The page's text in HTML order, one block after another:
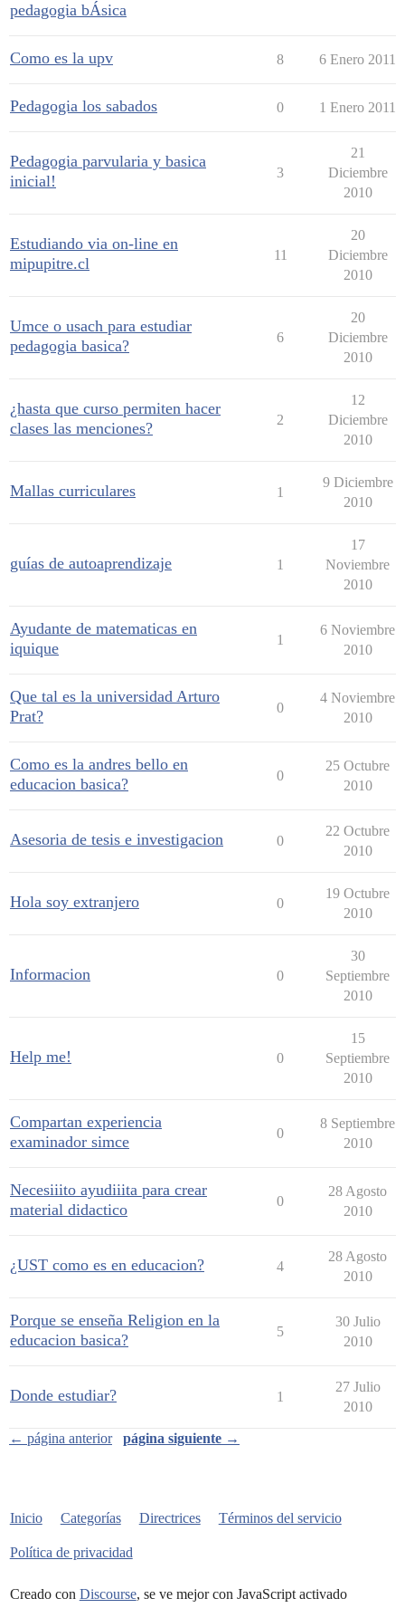
pedagogia bÁsica
Como es la upv 8 6 Enero 2011
Pedagogia los sabados 0 1 Enero 2011
Pedagogia parvularia y basica
inicial!
3
21
Diciembre
2010
Estudiando via on-line en
mipupitre.cl
11
20
Diciembre
2010
Umce o usach para estudiar
pedagogia basica?
6
20
Diciembre
2010
¿hasta que curso permiten hacer
clases las menciones?
2
12
Diciembre
2010
Mallas curriculares 1
9 Diciembre
2010
guías de autoaprendizaje 1
17
Noviembre
2010
Ayudante de matematicas en
iquique
1
6 Noviembre
2010
Que tal es la universidad Arturo
Prat?
0
4 Noviembre
2010
Como es la andres bello en
educacion basica?
0
25 Octubre
2010
Asesoria de tesis e investigacion 0
22 Octubre
2010
Hola soy extranjero 0
19 Octubre
2010
Informacion 0
30
Septiembre
2010
Help me! 0
15
Septiembre
2010
Compartan experiencia
examinador simce
0
8 Septiembre
2010
Necesiiito ayudiiita para crear
material didactico
0
28 Agosto
2010
¿UST como es en educacion? 4
28 Agosto
2010
Porque se enseña Religion en la
educacion basica?
5
30 Julio
2010
Donde estudiar? 1
27 Julio
2010
← página anterior página siguiente →
Inicio Categorías Directrices Términos del servicio
Política de privacidad
Creado con Discourse, se ve mejor con JavaScript activado